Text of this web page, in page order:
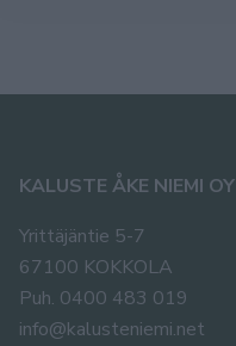
KALUSTE ÅKE NIEMI OY
Yrittäjäntie 5-7
67100 KOKKOLA
Puh. 0400 483 019
info@kalusteniemi.net